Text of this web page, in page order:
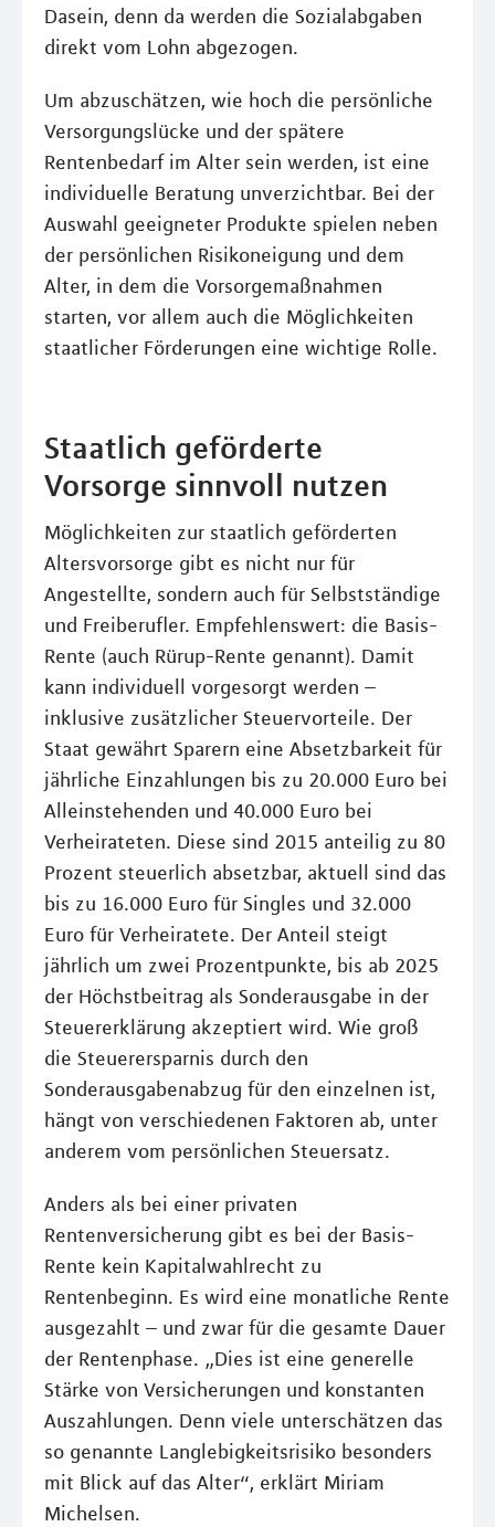
Dasein, denn da werden die Sozialabgaben
direkt vom Lohn abgezogen.
Um abzuschätzen, wie hoch die persönliche
Versorgungslücke und der spätere
Rentenbedarf im Alter sein werden, ist eine
individuelle Beratung unverzichtbar. Bei der
Auswahl geeigneter Produkte spielen neben
der persönlichen Risikoneigung und dem
Alter, in dem die Vorsorgemaßnahmen
starten, vor allem auch die Möglichkeiten
staatlicher Förderungen eine wichtige Rolle.
Staatlich geförderte
Vorsorge sinnvoll nutzen
Möglichkeiten zur staatlich geförderten
Altersvorsorge gibt es nicht nur für
Angestellte, sondern auch für Selbstständige
und Freiberufler. Empfehlenswert: die Basis-
Rente (auch Rürup-Rente genannt). Damit
kann individuell vorgesorgt werden –
inklusive zusätzlicher Steuervorteile. Der
Staat gewährt Sparern eine Absetzbarkeit für
jährliche Einzahlungen bis zu 20.000 Euro bei
Alleinstehenden und 40.000 Euro bei
Verheirateten. Diese sind 2015 anteilig zu 80
Prozent steuerlich absetzbar, aktuell sind das
bis zu 16.000 Euro für Singles und 32.000
Euro für Verheiratete. Der Anteil steigt
jährlich um zwei Prozentpunkte, bis ab 2025
der Höchstbeitrag als Sonderausgabe in der
Steuererklärung akzeptiert wird. Wie groß
die Steuerersparnis durch den
Sonderausgabenabzug für den einzelnen ist,
hängt von verschiedenen Faktoren ab, unter
anderem vom persönlichen Steuersatz.
Anders als bei einer privaten
Rentenversicherung gibt es bei der Basis-
Rente kein Kapitalwahlrecht zu
Rentenbeginn. Es wird eine monatliche Rente
ausgezahlt – und zwar für die gesamte Dauer
der Rentenphase. „Dies ist eine generelle
Stärke von Versicherungen und konstanten
Auszahlungen. Denn viele unterschätzen das
so genannte Langlebigkeitsrisiko besonders
mit Blick auf das Alter“, erklärt Miriam
Michelsen.